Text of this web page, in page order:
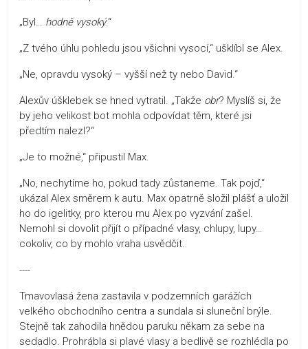
„Byl… hodně vysoký.“
„Z tvého úhlu pohledu jsou všichni vysocí,“ ušklíbl se Alex.
„Ne, opravdu vysoký – vyšší než ty nebo David.“
Alexův úšklebek se hned vytratil. „Takže obr? Myslíš si, že
by jeho velikost bot mohla odpovídat těm, které jsi
předtím nalezl?“
„Je to možné,“ připustil Max.
„No, nechytíme ho, pokud tady zůstaneme. Tak pojď,“
ukázal Alex směrem k autu. Max opatrně složil plášť a uložil
ho do igelitky, pro kterou mu Alex po vyzvání zašel.
Nemohl si dovolit přijít o případné vlasy, chlupy, lupy…
cokoliv, co by mohlo vraha usvědčit.
----
Tmavovlasá žena zastavila v podzemních garážích
velkého obchodního centra a sundala si sluneční brýle.
Stejně tak zahodila hnědou paruku někam za sebe na
sedadlo. Prohrábla si plavé vlasy a bedlivě se rozhlédla po